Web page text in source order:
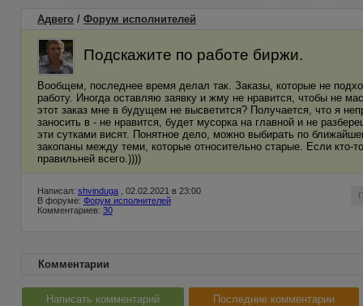
Адвего / Форум исполнителей
Подскажите по работе биржи.
Вообщем, последнее время делал так. Заказы, которые не
работу. Иногда оставляю заявку и жму не нравится, чтобы не
этот заказ мне в будущем не высветится? Получается, что я
заносить в - не нравится, будет мусорка на главной и не
эти сутками висят. Понятное дело, можно выбирать по
закопаны между теми, которые относительно старые. Если кто-
правильней всего.))))
Написал: shvinduga , 02.02.2021 в 23:00
В форуме: Форум исполнителей
Комментариев: 30
Комментарии
Написать комментарий Последние комментарии